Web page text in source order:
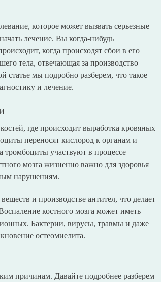
которое может вызвать серьезные
лечение. Вы когда-нибудь
когда происходят сбои в его
тела, отвечающая за производство
мы подробно разберем, что такое
и лечение.
где происходит выработка кровяных
переносят кислород к органам и
участвуют в процессе
мозга жизненно важно для здоровья
нарушениям.
и производстве антител, что делает
костного мозга может иметь
Бактерии, вирусы, травмы и даже
остеомиелита.
причинам. Давайте подробнее разберем